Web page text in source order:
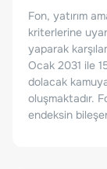
Fon, yatırım
kriterlerine
yaparak
Ocak 2031 ile
dolacak
oluşmaktadır.
endeksin